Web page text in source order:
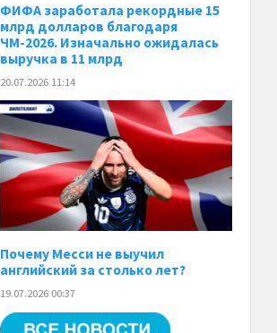
ФИФА заработала рекордные 15
млрд долларов благодаря
ЧМ-2026. Изначально ожидалась
выручка в 11 млрд
20.07.2026 11:14
Почему Месси не выучил
английский за столько лет?
19.07.2026 00:37